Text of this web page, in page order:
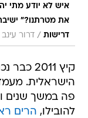
איש לא יודע מתי
את מטרתנו?"
דרישות / דרור עינב
קיץ
הישראלית.
פה במשך שנים
להובילו, הרים